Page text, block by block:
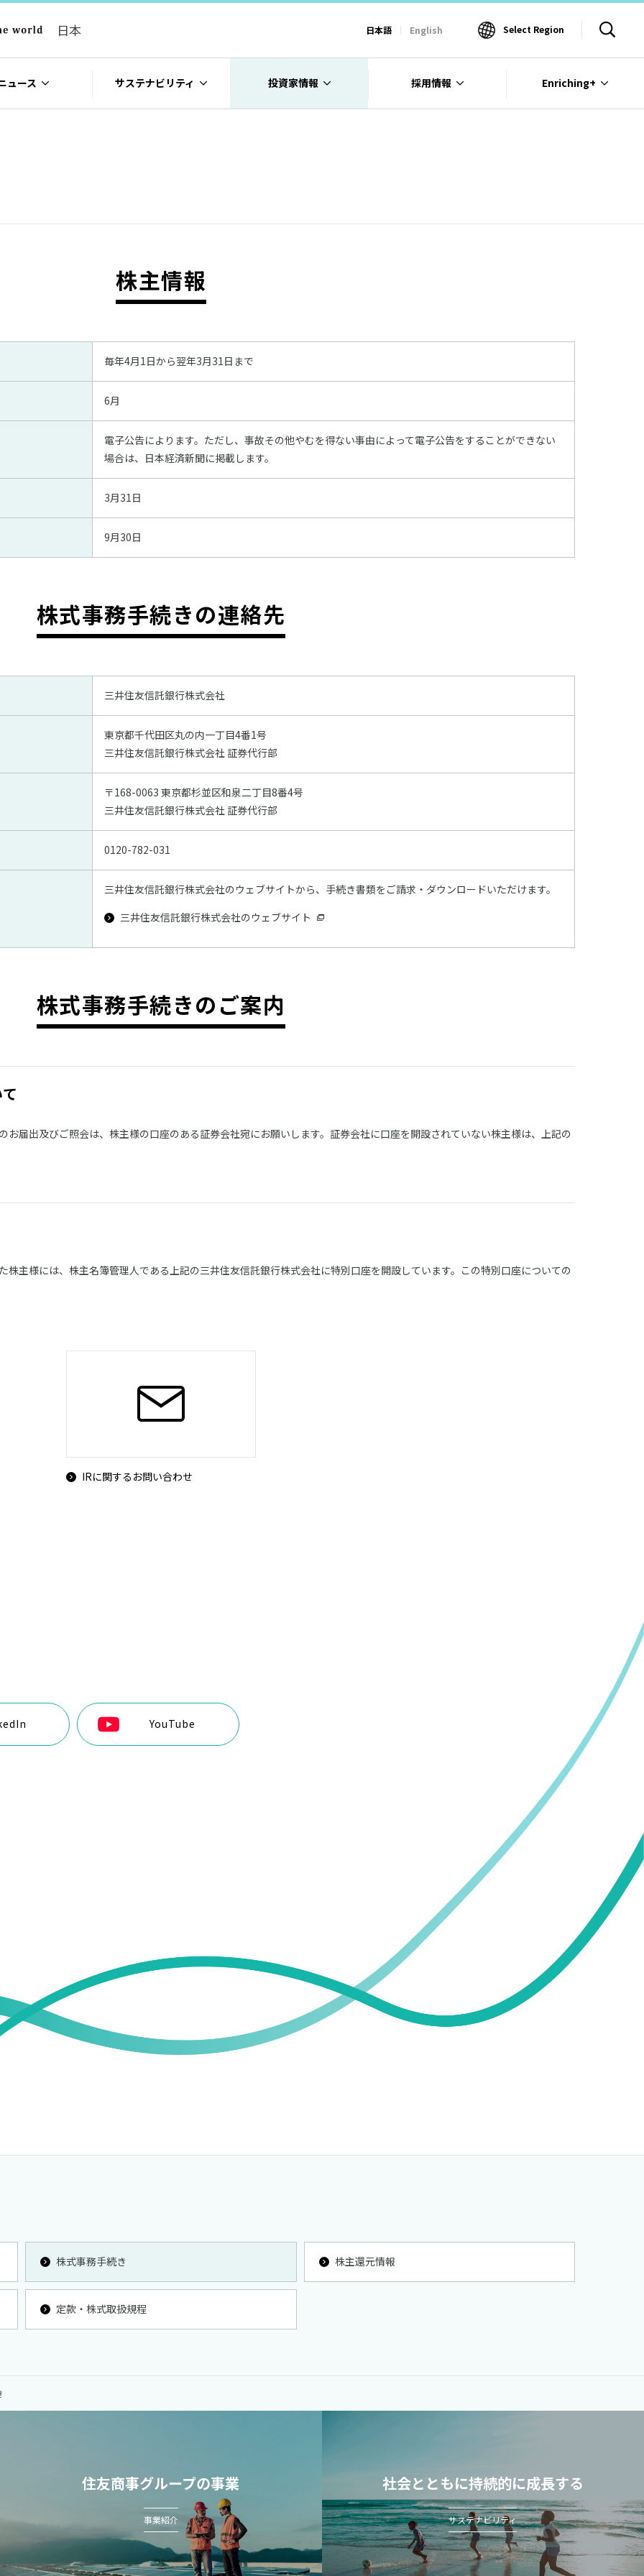
日本 日本語 English Select Region
ュース サステナビリティ 投資家情報 採用情報 Enriching+
株主情報
毎年4月1日から翌年3月31日まで
6月
電子公告によります。ただし、事故その他やむを得ない事由によって電子公告をすることができない
場合は、日本経済新聞に掲載します。
3月31日
9月30日
株式事務手続きの連絡先
三井住友信託銀行株式会社
東京都千代田区丸の内一丁目4番1号
三井住友信託銀行株式会社 証券代行部
〒168-0063 東京都杉並区和泉二丁目8番4号
三井住友信託銀行株式会社 証券代行部
0120-782-031
三井住友信託銀行株式会社のウェブサイトから、手続き書類をご請求・ダウンロードいただけます。
三井住友信託銀行株式会社のウェブサイト
株式事務手続きのご案内
届出及びご照会は、株主様の口座のある証券会社宛にお願いします。証券会社に口座を開設されていない株主様は、上記の
主様には、株主名簿管理人である上記の三井住友信託銀行株式会社に特別口座を開設しています。この特別口座についての
IRに関するお問い合わせ
YouTube
株式事務手続き 株主還元情報
定款・株式取扱規程
住友商事グループの事業
事業紹介
社会とともに持続的に成長する
サステナビリティ